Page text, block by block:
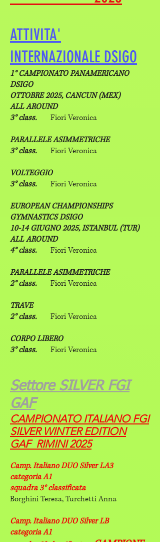
ATTIVITA'
INTERNAZIONALE DSIGO
1° CAMPIONATO PANAMERICANO
DSIGO
OTTOBRE 2025, CANCUN (MEX)
ALL AROUND
3° class.
Fiori Veronica
PARALLELE ASIMMETRICHE
3° class.
Fiori Veronica
VOLTEGGIO
3° class.
Fiori Veronica
EUROPEAN CHAMPIONSHIPS
GYMNASTICS DSIGO
10-14 GIUGNO 2025, ISTANBUL (TUR)
ALL AROUND
4° class.
Fiori Veronica
PARALLELE ASIMMETRICHE
2° class.
Fiori Veronica
TRAVE
2° class.
Fiori Veronica
CORPO LIBERO
3° class.
Fiori Veronica
Settore SILVER FGI
GAF
CAMPIONATO ITALIANO FGI
SILVER WINTER EDITION
GAF RIMINI 2025
Camp. Italiano DUO Silver LA3
categoria A1
squadra 3° classificata
Borghini Teresa, Turchetti Anna
Camp. Italiano DUO Silver LB
categoria A1